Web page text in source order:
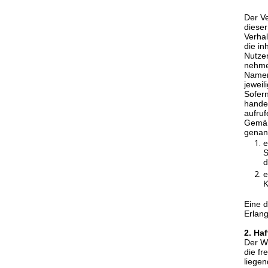
Der
die
Eine
2.
Der
die